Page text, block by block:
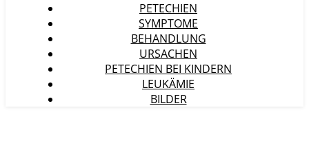
PETECHIEN
SYMPTOME
BEHANDLUNG
URSACHEN
PETECHIEN BEI KINDERN
LEUKÄMIE
BILDER